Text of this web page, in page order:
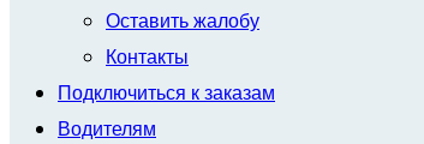
Оставить жалобу
Контакты
Подключиться к заказам
Водителям